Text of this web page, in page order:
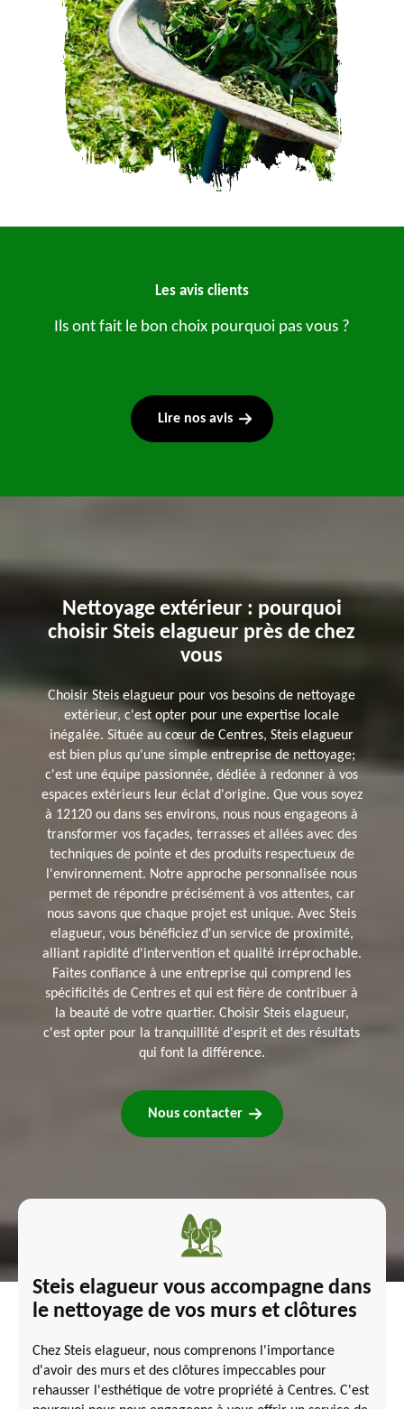
Les avis clients
Ils ont fait le bon choix pourquoi pas vous ?
Lire nos avis
Nettoyage extérieur : pourquoi
choisir Steis elagueur près de chez
vous
Choisir Steis elagueur pour vos besoins de nettoyage
extérieur, c'est opter pour une expertise locale
inégalée. Située au cœur de Centres, Steis elagueur
est bien plus qu'une simple entreprise de nettoyage;
c'est une équipe passionnée, dédiée à redonner à vos
espaces extérieurs leur éclat d'origine. Que vous soyez
à 12120 ou dans ses environs, nous nous engageons à
transformer vos façades, terrasses et allées avec des
techniques de pointe et des produits respectueux de
l'environnement. Notre approche personnalisée nous
permet de répondre précisément à vos attentes, car
nous savons que chaque projet est unique. Avec Steis
elagueur, vous bénéficiez d'un service de proximité,
alliant rapidité d'intervention et qualité irréprochable.
Faites confiance à une entreprise qui comprend les
spécificités de Centres et qui est fière de contribuer à
la beauté de votre quartier. Choisir Steis elagueur,
c'est opter pour la tranquillité d'esprit et des résultats
qui font la différence.
Nous contacter
Steis elagueur vous accompagne dans
le nettoyage de vos murs et clôtures
Chez Steis elagueur, nous comprenons l'importance
d'avoir des murs et des clôtures impeccables pour
rehausser l'esthétique de votre propriété à Centres. C'est